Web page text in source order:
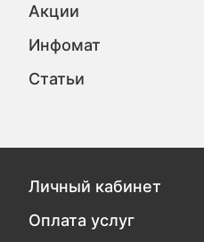
Акции
Инфомат
Статьи
Личный кабинет
Оплата услуг